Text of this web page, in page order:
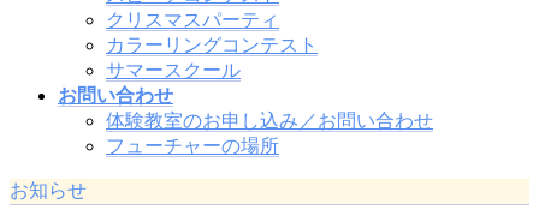
クリスマスパーティ
カラーリングコンテスト
サマースクール
お問い合わせ
体験教室のお申し込み／お問い合わせ
フューチャーの場所
お知らせ